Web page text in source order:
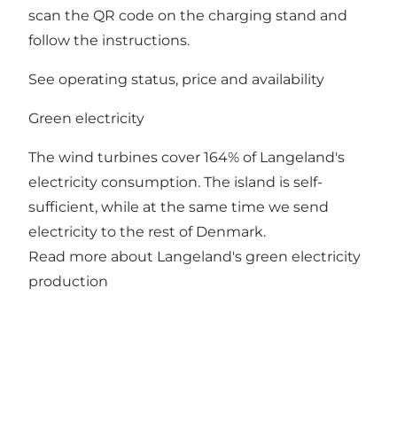
scan the QR code on the charging stand and
follow the instructions.
See operating status, price and availability
Green electricity
The wind turbines cover 164% of Langeland's
electricity consumption. The island is self-
sufficient, while at the same time we send
electricity to the rest of Denmark.
Read more about Langeland's green electricity
production